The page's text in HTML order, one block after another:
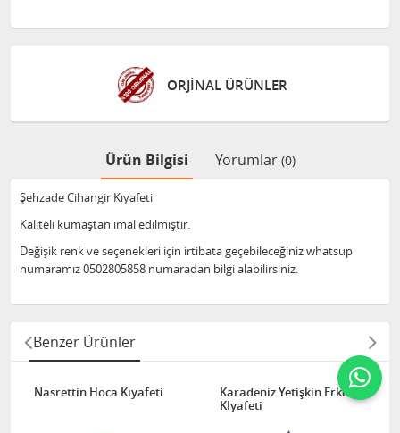
Ürün Bilgisi Yorumlar (0)
Şehzade Cihangir Kıyafeti
Kaliteli kumaştan imal edilmiştir.
Değişik renk ve seçenekleri için irtibata geçebileceğiniz whatsup
numaramız 0502805858 numaradan bilgi alabilirsiniz.
Benzer Ürünler
Nasrettin Hoca Kıyafeti
Karadeniz Yetişkin Erkek
KIyafeti